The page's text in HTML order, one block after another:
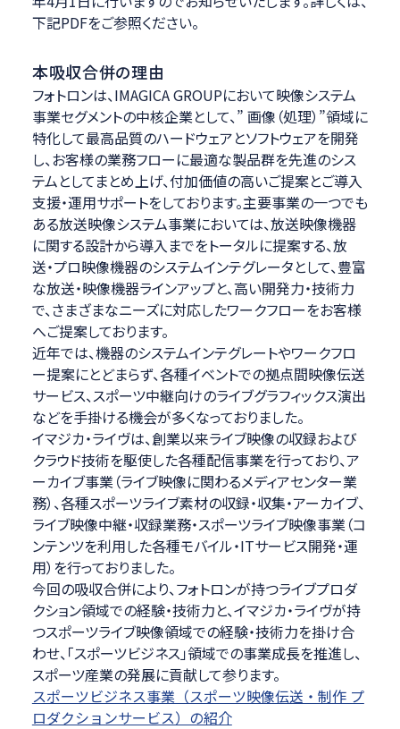
下記PDFをご参照ください。
本吸収合併の理由
フォトロンは、IMAGICA GROUPにおいて映像システム
事業セグメントの中核企業として、” 画像（処理）”領域に
特化して最高品質のハードウェアとソフトウェアを開発
し、お客様の業務フローに最適な製品群を先進のシス
テムとしてまとめ上げ、付加価値の高いご提案とご導入
支援・運用サポートをしております。主要事業の一つでも
ある放送映像システム事業においては、放送映像機器
に関する設計から導入までをトータルに提案する、放
送・プロ映像機器のシステムインテグレータとして、豊富
な放送・映像機器ラインアップと、高い開発力・技術力
で、さまざまなニーズに対応したワークフローをお客様
へご提案しております。
近年では、機器のシステムインテグレートやワークフロ
ー提案にとどまらず、各種イベントでの拠点間映像伝送
サービス、スポーツ中継向けのライブグラフィックス演出
などを手掛ける機会が多くなっておりました。
イマジカ・ライヴは、創業以来ライブ映像の収録および
クラウド技術を駆使した各種配信事業を行っており、ア
ーカイブ事業（ライブ映像に関わるメディアセンター業
務）、各種スポーツライブ素材の収録・収集・アーカイブ、
ライブ映像中継・収録業務・スポーツライブ映像事業（コ
ンテンツを利用した各種モバイル・ITサービス開発・運
用）を行っておりました。
今回の吸収合併により、フォトロンが持つライブプロダ
クション領域での経験・技術力と、イマジカ・ライヴが持
つスポーツライブ映像領域での経験・技術力を掛け合
わせ、「スポーツビジネス」領域での事業成長を推進し、
スポーツ産業の発展に貢献して参ります。
スポーツビジネス事業（スポーツ映像伝送・制作 プ
ロダクションサービス）の紹介